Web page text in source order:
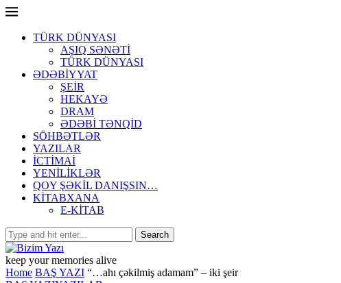
TÜRK DÜNYASI
AŞIQ SƏNƏTİ
TÜRK DÜNYASI
ƏDƏBİYYAT
ŞEİR
HEKAYƏ
DRAM
ƏDƏBİ TƏNQİD
SÖHBƏTLƏR
YAZILAR
İCTİMAİ
YENİLİKLƏR
QOY ŞƏKİL DANIŞSIN…
KİTABXANA
E-KİTAB
keep your memories alive
Home BAŞ YAZI “…ahı çəkilmiş adamam” – iki şeir